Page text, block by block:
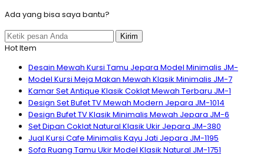
Ada yang bisa saya bantu?
Kirim
Hot Item
Desain Mewah Kursi Tamu Jepara Model Minimalis JM-
Model Kursi Meja Makan Mewah Klasik Minimalis JM-7
Kamar Set Antique Klasik Coklat Mewah Terbaru JM-1
Design Set Bufet TV Mewah Modern Jepara JM-1014
Design Bufet TV Klasik Minimalis Mewah Jepara JM-6
Set Dipan Coklat Natural Klasik Ukir Jepara JM-380
Jual Kursi Cafe Minimalis Kayu Jati Jepara JM-1195
Sofa Ruang Tamu Ukir Model Klasik Natural JM-1751